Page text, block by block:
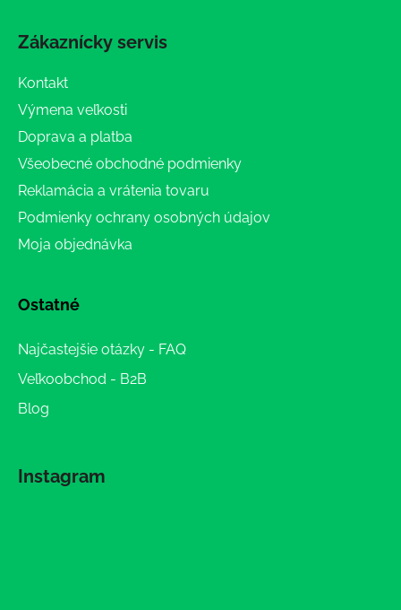
Zákaznícky servis
Kontakt
Výmena veľkosti
Doprava a platba
Všeobecné obchodné podmienky
Reklamácia a vrátenia tovaru
Podmienky ochrany osobných údajov
Moja objednávka
Ostatné
Najčastejšie otázky - FAQ
Veľkoobchod - B2B
Blog
Instagram